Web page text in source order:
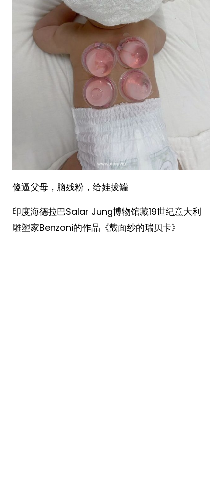
傻逼父母，脑残粉，给娃拔罐
印度海德拉巴Salar Jung博物馆藏19世纪意大利
雕塑家Benzoni的作品《戴面纱的瑞贝卡》 ​​​